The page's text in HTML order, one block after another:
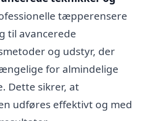
tæpperensere
til avancerede
og udstyr, der
for almindelige
Dette sikrer, at
udføres effektivt og med